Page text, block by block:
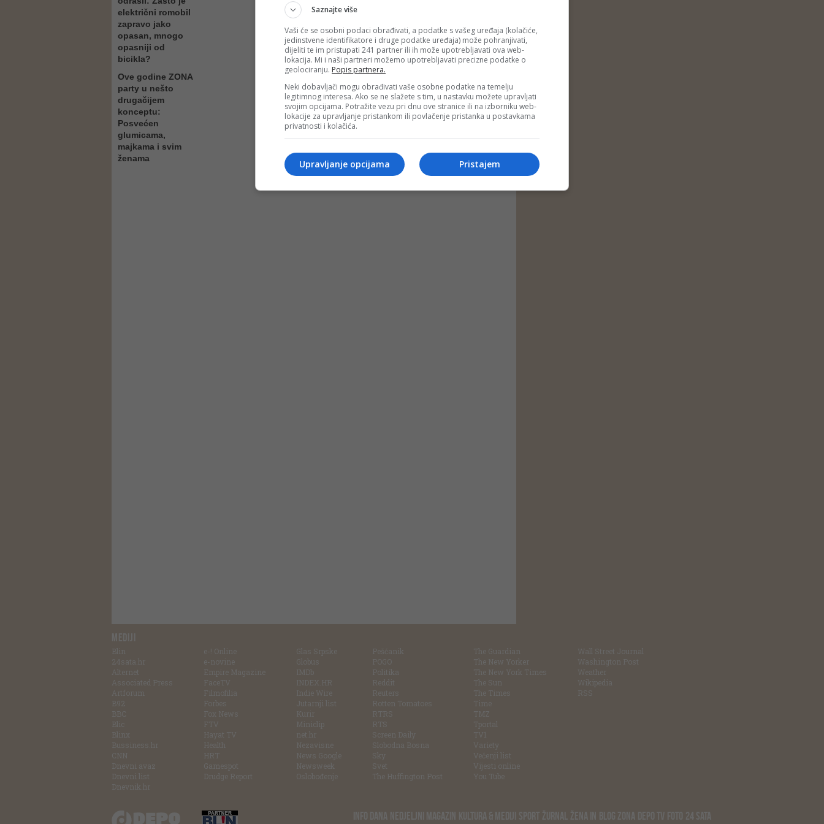
električni romobil
zapravo jako
opasan, mnogo
opasniji od
bicikla?
Ove godine ZONA
party u nešto
drugačijem
konceptu:
Posvećen
glumicama,
majkama i svim
ženama
MEDIJI
Blin
24sata.hr
Alternet
Associated Press
Artforum
B92
BBC
Blic
Blinx
Bussiness.hr
CNN
Dnevni avaz
Dnevni list
Dnevnik.hr
e-! Online
e-novine
Empire Magazine
FaceTV
Filmofilia
Forbes
Fox News
FTV
Hayat TV
Health
HRT
Gamespot
Drudge Report
Glas Srpske
Globus
IMDb
INDEX.HR
Indie Wire
Jutarnji list
Kurir
Miniclip
net.hr
Nezavisne
News Google
Newsweek
Oslobođenje
Pešćanik
POGO
Politika
Reddit
Reuters
Rotten Tomatoes
RTRS
RTS
Screen Daily
Slobodna Bosna
Sky
Svet
The Huffington Post
The Guardian
The New Yorker
The New York Times
The Sun
The Times
Time
TMZ
Tportal
TV1
Variety
Večenji list
Vijesti online
You Tube
Wall Street Journal
Washington Post
Weather
Wikipedia
RSS
INFO DANA NEDJELJNI MAGAZIN KULTURA & MEDIJI SPORT ŽURNAL ŽENA IN BLOG ZONA DEPO TV FOTO 24 SATA
Saznajte više
Vaši će se osobni podaci obrađivati, a podatke s vašeg uređaja (kolačiće,
jedinstvene identifikatore i druge podatke uređaja) može pohranjivati,
dijeliti te im pristupati 241 partner ili ih može upotrebljavati ova web-
lokacija. Mi i naši partneri možemo upotrebljavati precizne podatke o
geolociranju. Popis partnera.
Neki dobavljači mogu obrađivati vaše osobne podatke na temelju
legitimnog interesa. Ako se ne slažete s tim, u nastavku možete upravljati
svojim opcijama. Potražite vezu pri dnu ove stranice ili na izborniku web-
lokacije za upravljanje pristankom ili povlačenje pristanka u postavkama
privatnosti i kolačića.
Pristajem
Upravljanje opcijama